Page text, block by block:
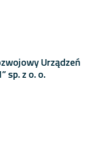
Urządzeń
sp. z o. o.